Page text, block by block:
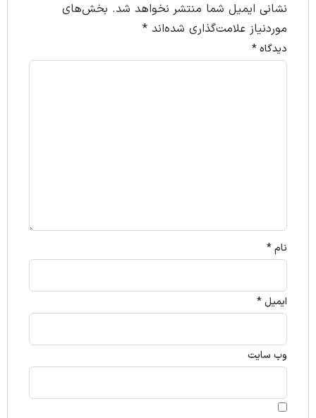
نشانی ایمیل شما منتشر نخواهد شد. بخش‌های
موردنیاز علامت‌گذاری شده‌اند *
دیدگاه*
نام*
ایمیل*
وب‌ سایت